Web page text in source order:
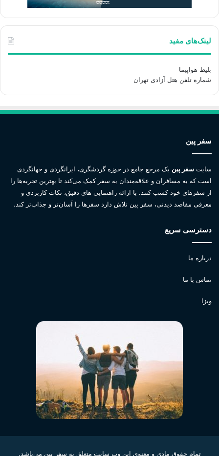
لینک‌های مفید
بلیط هواپیما
شماره تلفن هتل آزادی تهران
سفر پین
سایت سفر پین یک مرجع جامع در حوزه گردشگری، ایرانگردی و جهانگردی
است که به مسافران و علاقه‌مندان به سفر کمک می‌کند تا بهترین تجربه‌ها را
از سفرهای خود کسب کنند. با ارائه راهنمایی های دقیق، نکات کاربردی و
معرفی مقاصد دیدنی، سفر پین تلاش دارد سفرها را آسان‌تر و جذاب‌تر کند.
دسترسی سریع
درباره ما
تماس با ما
ویزا
تمام حقوق مادی و معنوی این وب سایت متعلق به سفر پین می‌باشد.